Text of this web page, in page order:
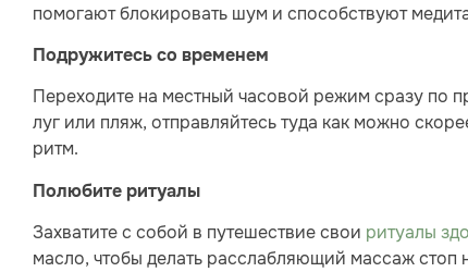
помогают блокировать шум и способствуют
Подружитесь со временем
Переходите на местный часовой режим сразу по
луг или пляж, отправляйтесь туда как можно
ритм.
Полюбите ритуалы
Захватите с собой в путешествие свои ритуалы
масло, чтобы делать расслабляющий массаж стоп